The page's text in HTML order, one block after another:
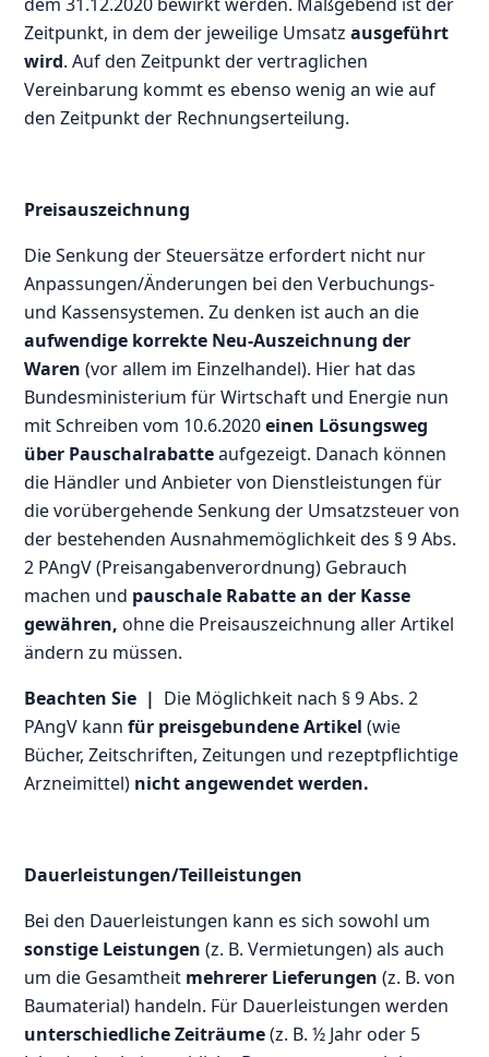
Zeitpunkt, in dem der jeweilige Umsatzausgeführt
wird. Auf den Zeitpunkt der vertraglichen
Vereinbarung kommt es ebenso wenig an wie auf
den Zeitpunkt der Rechnungserteilung.
Preisauszeichnung
Die Senkung der Steuersätze erfordert nicht nur
Anpassungen/Änderungen bei den Verbuchungs-
und Kassensystemen. Zu denken ist auch an die
aufwendige korrekte Neu-Auszeichnung der
Waren (vor allem im Einzelhandel). Hier hat das
Bundesministerium für Wirtschaft und Energie nun
mit Schreiben vom 10.6.2020einen Lösungsweg
über Pauschalrabatteaufgezeigt. Danach können
die Händler und Anbieter von Dienstleistungen für
die vorübergehende Senkung der Umsatzsteuer von
der bestehenden Ausnahmemöglichkeit des § 9 Abs.
2 PAngV (Preisangabenverordnung) Gebrauch
machen und pauschale Rabatte an der Kasse
gewähren, ohne die Preisauszeichnung aller Artikel
ändern zu müssen.
Beachten Sie | Die Möglichkeit nach § 9 Abs. 2
PAngV kannfür preisgebundene Artikel (wie
Bücher, Zeitschriften, Zeitungen und rezeptpflichtige
Arzneimittel) nicht angewendet werden.
Dauerleistungen/Teilleistungen
Bei den Dauerleistungen kann es sich sowohl um
sonstige Leistungen (z. B. Vermietungen) als auch
um die Gesamtheit mehrerer Lieferungen (z. B. von
Baumaterial) handeln. Für Dauerleistungen werden
unterschiedliche Zeiträume(z. B. ½ Jahr oder 5